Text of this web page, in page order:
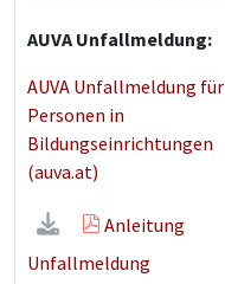
AUVA Unfallmeldung:
AUVA Unfallmeldung für
Personen in
Bildungseinrichtungen
(auva.at)
Anleitung
Unfallmeldung